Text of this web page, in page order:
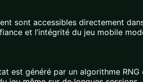
sont accessibles directement
et l’intégrité du jeu mobile
est généré par un algorithme